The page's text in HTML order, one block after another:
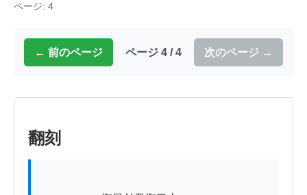
ページ: 4
← 前のページ ページ 4 / 4 次のページ →
翻刻